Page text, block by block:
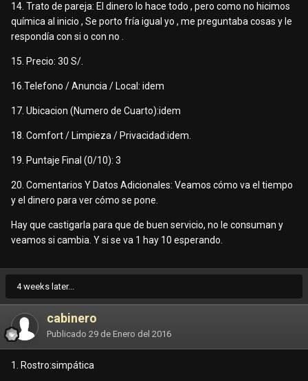
14. Trato de pareja: El dinero lo hace todo , pero como no hicimos
química al inicio , Se porto fría igual yo , me preguntaba cosas y le
respondía con si o con no .
15. Precio: 30 S/.
16.Telefono / Anuncia / Local: idem
17. Ubicacion (Numero de Cuarto):idem
18. Comfort / Limpieza / Privacidad:idem.
19. Puntaje Final (0/10): 3
20. Comentarios Y Datos Adicionales: Veamos cómo va el tiempo
y el dinero para ver cómo se pone.
Hay que castigarla para que de buen servicio, no le consuman y
veamos si cambia. Y si se va 1 hay 10 esperando.
4 weeks later...
cabinero
Publicado 29 de Enero del 2016
1. Rostro:simpática